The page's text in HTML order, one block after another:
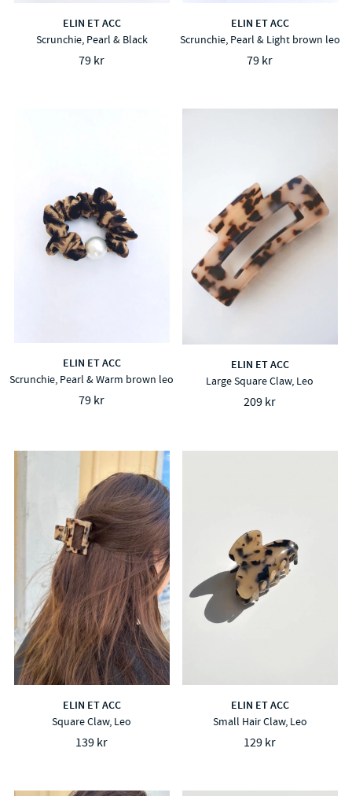
ELIN ET ACC
Scrunchie, Pearl & Black
79 kr
ELIN ET ACC
Scrunchie, Pearl & Light brown leo
79 kr
ELIN ET ACC
Scrunchie, Pearl & Warm brown leo
79 kr
ELIN ET ACC
Large Square Claw, Leo
209 kr
ELIN ET ACC
Square Claw, Leo
139 kr
ELIN ET ACC
Small Hair Claw, Leo
129 kr